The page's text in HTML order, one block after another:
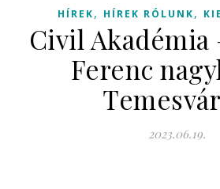
HÍREK, HÍREK RÓLUNK,
Civil Akadémia
Ferenc
2023.06.19.